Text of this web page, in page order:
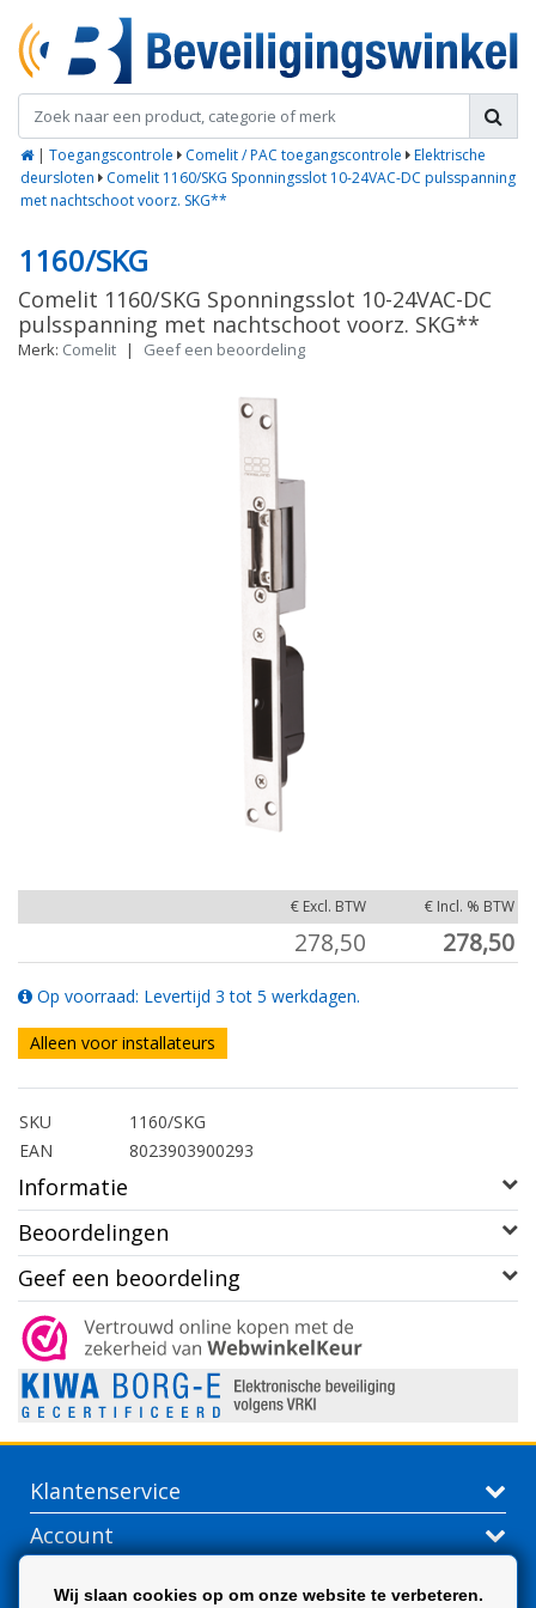
| Toegangscontrole Comelit / PAC toegangscontrole
Elektrische
deursloten
Comelit 1160/SKG Sponningsslot 10-24VAC-DC pulsspanning
met nachtschoot voorz. SKG**
1160/SKG
Comelit 1160/SKG Sponningsslot 10-24VAC-DC
pulsspanning met nachtschoot voorz. SKG**
Merk: Comelit | Geef een beoordeling
€ Excl. BTW € Incl. % BTW
278,50 278,50
Op voorraad: Levertijd 3 tot 5 werkdagen.
Alleen voor installateurs
SKU
1160/SKG
EAN
8023903900293
Informatie
Beoordelingen
Geef een beoordeling
Klantenservice
Account
Wij slaan cookies op om onze website te verbeteren.